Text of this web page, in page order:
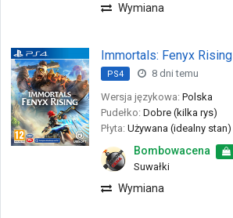
Wymiana
Immortals: Fenyx Rising
PS4
8 dni temu
Wersja językowa: Polska
Pudełko: Dobre (kilka rys)
Płyta: Używana (idealny stan)
Bombowacena
Suwałki
Wymiana